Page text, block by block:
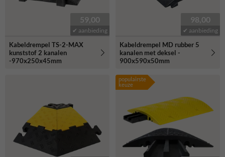
59,00
✔ aanbieding
Kabeldrempel TS-2-MAX
kunststof 2 kanalen
-970x250x45mm
98,00
✔ aanbieding
Kabeldrempel MD rubber 5
kanalen met deksel -
900x590x50mm
populairste
keuze